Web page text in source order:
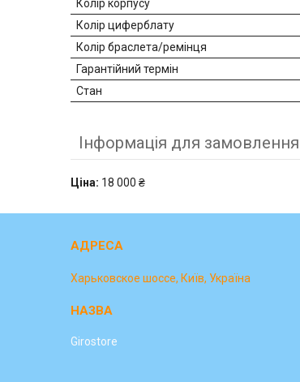
Колір корпусу
Колір циферблату
Колір браслета/ремінця
Гарантійний термін
Стан
Інформація для замовлення
Ціна: 18 000 ₴
Харьковское шоссе, Київ, Україна
Girostore